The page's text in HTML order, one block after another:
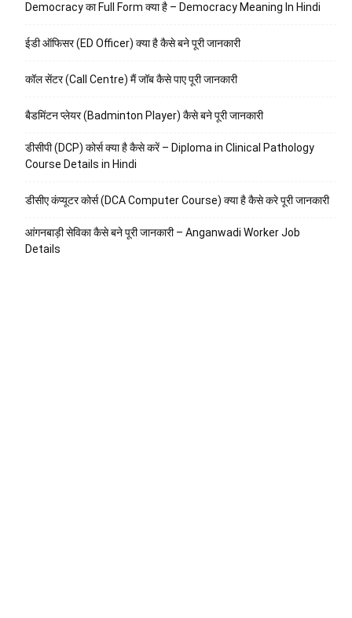
Democracy का Full Form क्या है – Democracy Meaning In Hindi
ईडी ऑफिसर (ED Officer) क्या है कैसे बने पूरी जानकारी
कॉल सेंटर (Call Centre) मैं जॉब कैसे पाए पूरी जानकारी
बैडमिंटन प्लेयर (Badminton Player) कैसे बने पूरी जानकारी
डीसीपी (DCP) कोर्स क्या है कैसे करें – Diploma in Clinical Pathology
Course Details in Hindi
डीसीए कंप्यूटर कोर्स (DCA Computer Course) क्या है कैसे करे पूरी जानकारी
आंगनबाड़ी सेविका कैसे बने पूरी जानकारी – Anganwadi Worker Job
Details